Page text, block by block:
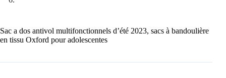
Sac a dos antivol multifonctionnels d’été 2023, sacs à bandoulière
en tissu Oxford pour adolescentes